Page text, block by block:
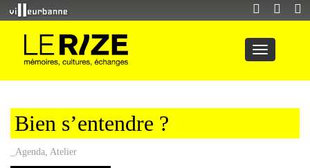
Bien s’entendre ?
_Agenda, Atelier